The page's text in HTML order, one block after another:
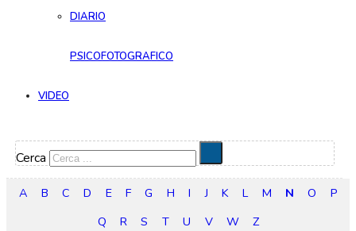
DIARIO
PSICOFOTOGRAFICO
VIDEO
Cerca
A B C D E F G H I J K L M N O
P
Q
R S T U V W
Z